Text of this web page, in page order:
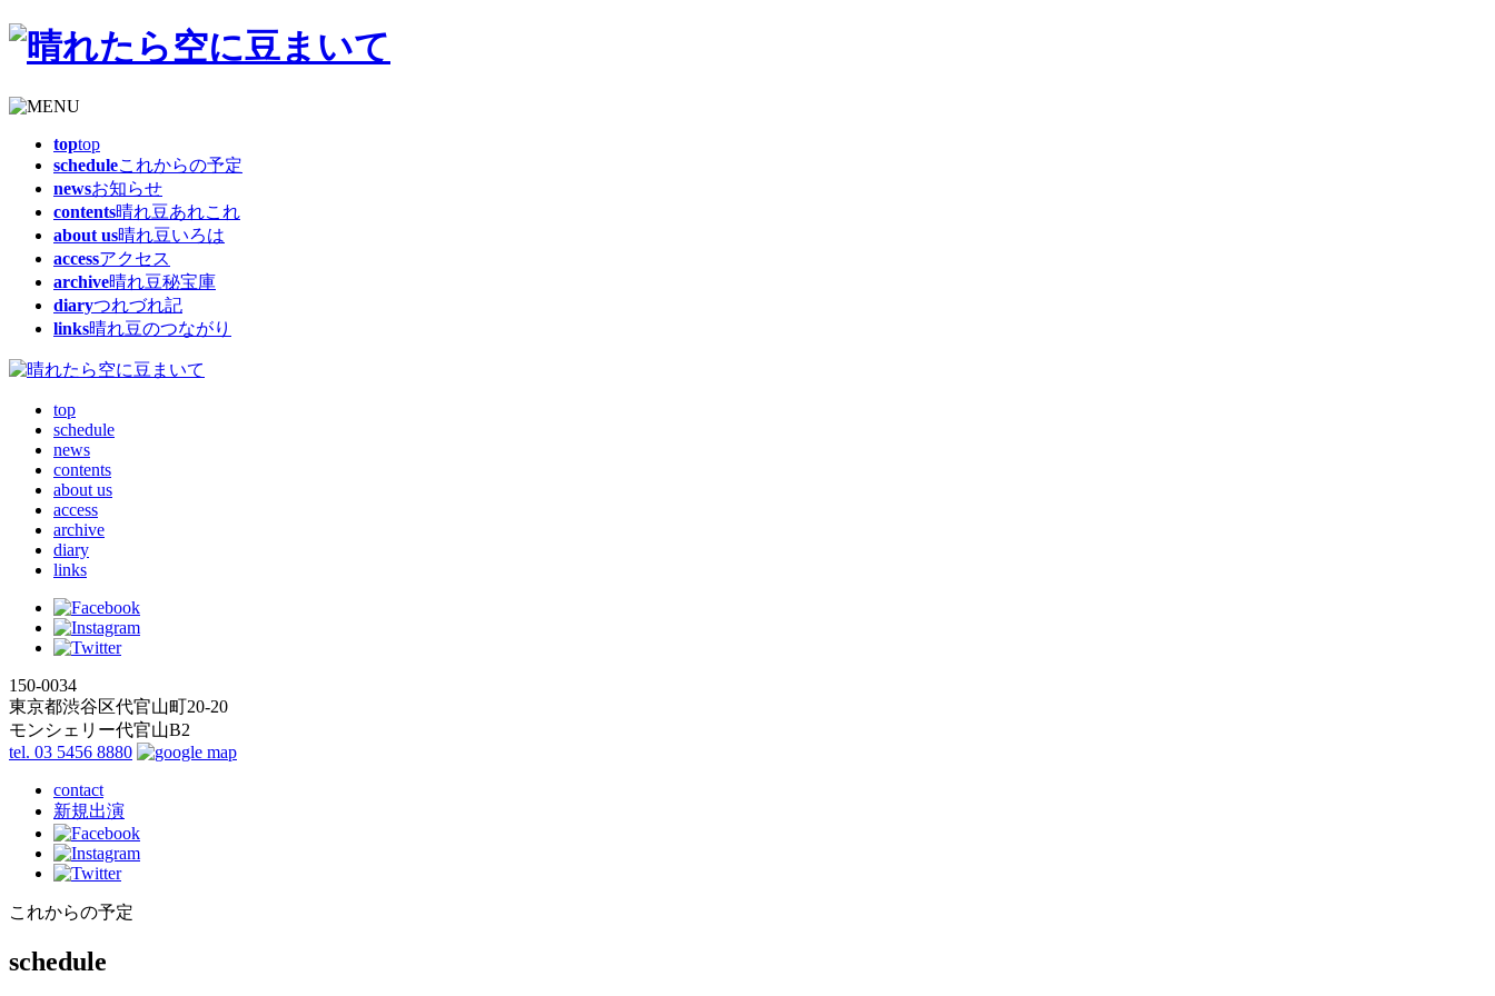
toptop
scheduleこれからの予定
newsお知らせ
contents晴れ豆あれこれ
about us晴れ豆いろは
accessアクセス
archive晴れ豆秘宝庫
diaryつれづれ記
links晴れ豆のつながり
top
schedule
news
contents
about us
access
archive
diary
links
150-0034
東京都渋谷区代官山町20-20
モンシェリー代官山B2
tel. 03 5456 8880
contact
新規出演
これからの予定
schedule